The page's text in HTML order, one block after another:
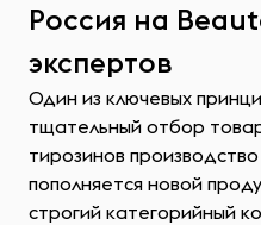
Россия на
экспертов
Один из ключевых
тщательный отбор
тирозинов
пополняется новой
строгий категорийный